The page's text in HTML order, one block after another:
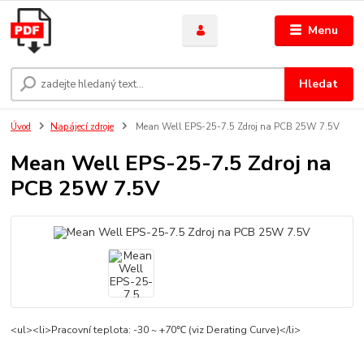
Menu
Hledat
Úvod Napájecí zdroje Mean Well EPS-25-7.5 Zdroj na PCB 25W 7.5V
Mean Well EPS-25-7.5 Zdroj na
PCB 25W 7.5V
<ul><li>Pracovní teplota: -30 ~ +70℃ (viz Derating Curve)</li>